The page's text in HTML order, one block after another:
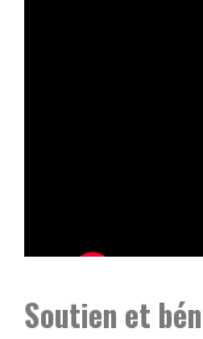
Soutien et